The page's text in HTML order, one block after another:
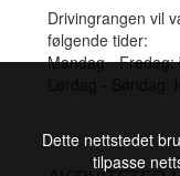
Drivingrangen vil
følgende tider:
Mandag - Fredag:
Dette nettstedet
tilpasse